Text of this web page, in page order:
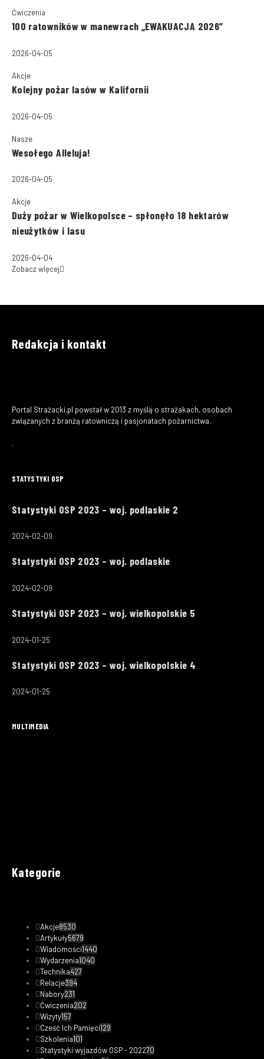
Ćwiczenia
100 ratowników w manewrach „EWAKUACJA 2026”
2026-04-05
Akcje
Kolejny pożar lasów w Kalifornii
2026-04-05
Nasze
Wesołego Alleluja!
2026-04-05
Akcje
Duży pożar w Wielkopolsce – spłonęło 18 hektarów
nieużytków i lasu
2026-04-04
Zobacz więcej
Redakcja i kontakt
Portal Strażacki.pl powstał w 2013 z myślą o strażakach, osobach
związanych z branżą ratowniczą i pasjonatach pożarnictwa.
STATYSTYKI OSP
Statystyki OSP 2023 – woj. podlaskie 2
2024-02-09
Statystyki OSP 2023 – woj. podlaskie
2024-02-09
Statystyki OSP 2023 – woj. wielkopolskie 5
2024-01-25
Statystyki OSP 2023 – woj. wielkopolskie 4
2024-01-25
MULTIMEDIA
Kategorie
Akcje8530
Artykuły5679
Wiadomości1440
Wydarzenia1040
Technika427
Relacje394
Nabory231
Ćwiczenia202
Wizyty157
Cześć Ich Pamięci129
Szkolenia101
Statystyki wyjazdów OSP - 202270